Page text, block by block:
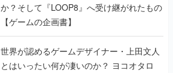
か？そして『LOOP8』へ受け継がれたもの
【ゲームの企画書】
世界が認めるゲームデザイナー・上田文人
とはいったい何が凄いのか？ ヨコオタロ